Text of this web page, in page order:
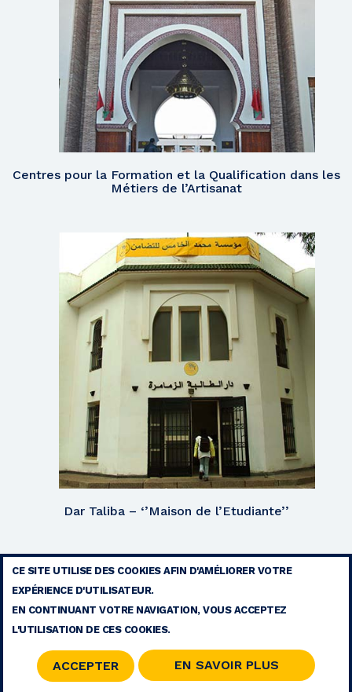
Centres pour la Formation et la Qualification dans les
Métiers de l’Artisanat
Dar Taliba – ‘’Maison de l’Etudiante’’
RSS
© 2026 COPYRIGHT - FONDATION MOHAMMED V POUR LA SOLIDARITÉ
CE SITE UTILISE DES COOKIES AFIN D'AMÉLIORER VOTRE
EXPÉRIENCE D'UTILISATEUR.
EN CONTINUANT VOTRE NAVIGATION, VOUS ACCEPTEZ
L'UTILISATION DE CES COOKIES.
ACCEPTER EN SAVOIR PLUS